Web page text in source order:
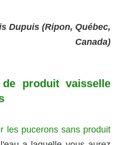
Dupuis (Ripon, Québec,
Canada)
produit vaisselle
les pucerons sans produit